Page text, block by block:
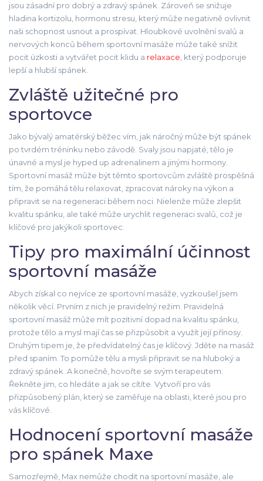
jsou zásadní pro dobrý a zdravý spánek. Zároveň se snižuje
hladina kortizolu, hormonu stresu, který může negativně ovlivnit
naši schopnost usnout a prospívat. Hloubkové uvolnění svalů a
nervových konců během sportovní masáže může také snížit
pocit úzkosti a vytvářet pocit klidu a relaxace , který podporuje
lepší a hlubší spánek.
Zvláště užitečné pro
sportovce
Jako bývalý amatérský běžec vím, jak náročný může být spánek
po tvrdém tréninku nebo závodě. Svaly jsou napjaté, tělo je
únavné a mysl je hyped up adrenalinem a jinými hormony.
Sportovní masáž může být těmto sportovcům zvláště prospěšná
tím, že pomáhá tělu relaxovat, zpracovat nároky na výkon a
připravit se na regeneraci během noci. Nielenže může zlepšit
kvalitu spánku, ale také může urychlit regeneraci svalů, což je
klíčové pro jakýkoli sportovec.
Tipy pro maximální účinnost
sportovní masáže
Abych získal co nejvíce ze sportovní masáže, vyzkoušel jsem
několik věcí. Prvním z nich je pravidelný režim. Pravidelná
sportovní masáž může mít pozitivní dopad na kvalitu spánku,
protože tělo a mysl mají čas se přizpůsobit a využít její přínosy.
Druhým tipem je, že předvídatelný čas je klíčový. Jděte na masáž
před spaním. To pomůže tělu a mysli připravit se na hluboký a
zdravý spánek. A konečně, hovořte se svým terapeutem.
Řekněte jim, co hledáte a jak se cítíte. Vytvoří pro vás
přizpůsobený plán, který se zaměřuje na oblasti, které jsou pro
vás klíčové.
Hodnocení sportovní masáže
pro spánek Maxe
Samozřejmě, Max nemůže chodit na sportovní masáže, ale